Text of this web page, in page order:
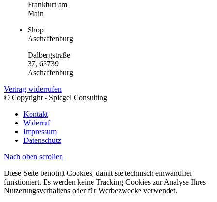
Frankfurt am
Main
Shop
Aschaffenburg
Dalbergstraße
37, 63739
Aschaffenburg
Vertrag widerrufen
© Copyright - Spiegel Consulting
Kontakt
Widerruf
Impressum
Datenschutz
Nach oben scrollen
Diese Seite benötigt Cookies, damit sie technisch einwandfrei
funktioniert. Es werden keine Tracking-Cookies zur Analyse Ihres
Nutzerungsverhaltens oder für Werbezwecke verwendet.